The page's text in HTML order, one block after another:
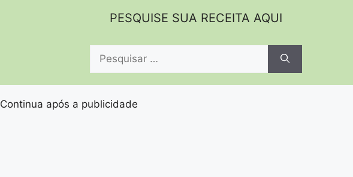
PESQUISE SUA RECEITA AQUI
Pesquisar
Continua após a publicidade